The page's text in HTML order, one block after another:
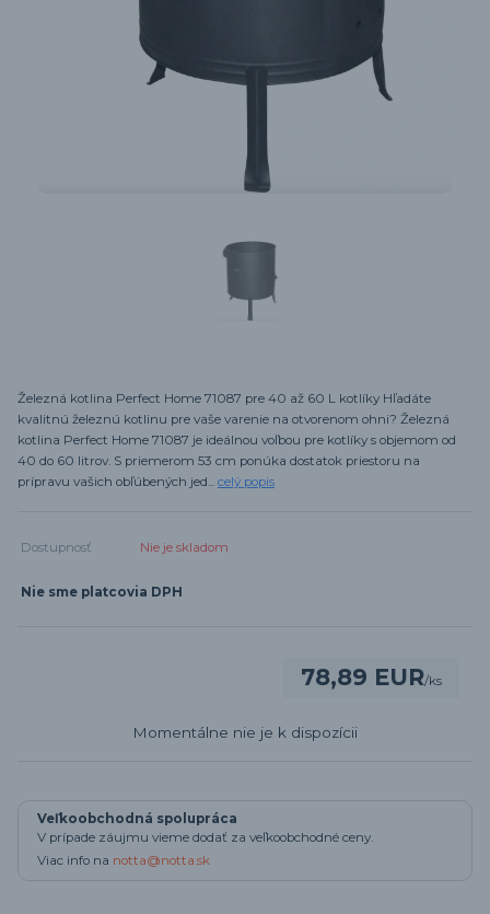
Železná kotlina Perfect Home 71087 pre 40 až 60 L kotlíky Hľadáte
kvalitnú železnú kotlinu pre vaše varenie na otvorenom ohni? Železná
kotlina Perfect Home 71087 je ideálnou voľbou pre kotlíky s objemom od
40 do 60 litrov. S priemerom 53 cm ponúka dostatok priestoru na
prípravu vašich obľúbených jed... celý popis
Dostupnosť Nie je skladom
Nie sme platcovia DPH
78,89 EUR/ks
Momentálne nie je k dispozícii
Veľkoobchodná spolupráca
V prípade záujmu vieme dodať za veľkoobchodné ceny.
Viac info na notta@notta.sk